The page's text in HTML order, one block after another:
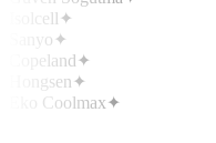
Isolcell ✦
Sanyo ✦
Copeland✦
Hongsen✦
Eko Coolmax✦